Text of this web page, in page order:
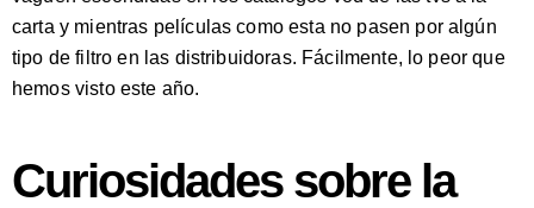
carta y mientras películas como esta no pasen por algún
tipo de filtro en las distribuidoras. Fácilmente, lo peor que
hemos visto este año.
Curiosidades sobre la